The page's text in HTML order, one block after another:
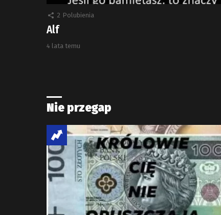
2 Polubienia
Alf
4 lata temu
Nie przegap